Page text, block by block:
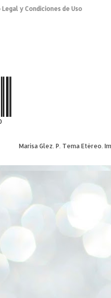
y Condiciones de Uso
Marisa Glez. P. Tema Etéreo.